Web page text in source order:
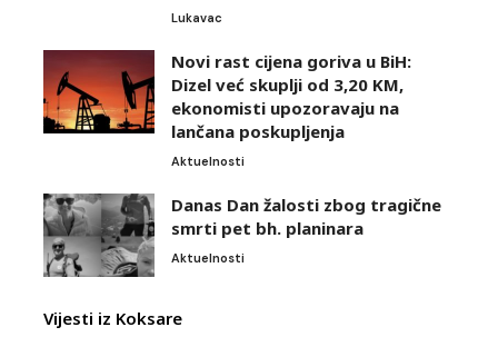
Lukavac
Novi rast cijena goriva u BiH:
Dizel već skuplji od 3,20 KM,
ekonomisti upozoravaju na
lančana poskupljenja
Aktuelnosti
Danas Dan žalosti zbog tragične
smrti pet bh. planinara
Aktuelnosti
Vijesti iz Koksare